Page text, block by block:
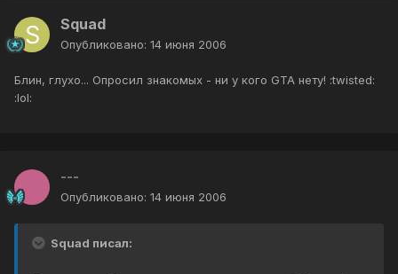
Squad
Опубликовано: 14 июня 2006
Блин, глухо... Опросил знакомых - ни у кого GTA нету! :twisted:
:lol:
---
Опубликовано: 14 июня 2006
Squad писал: